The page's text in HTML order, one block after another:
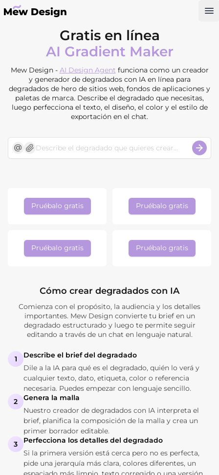
Gratis en línea
AI Gradient Maker
Mew Design - AI Design Agent funciona como un creador
y generador de degradados con IA en línea para
degradados de hero de sitios web, fondos de aplicaciones y
paletas de marca. Describe el degradado que necesitas,
luego perfecciona el texto, el diseño, el color y el estilo de
exportación en el chat.
Pruébalo gratis Pruébalo gratis
Pruébalo gratis Pruébalo gratis
Cómo crear degradados con IA
Comienza con el propósito, la audiencia y los detalles
importantes. Mew Design convierte tu brief en un
degradado estructurado y luego te permite seguir
editando a través de un chat en lenguaje natural.
1
Describe el brief del degradado
Dile a la IA para qué es el degradado, quién lo verá y
cualquier texto, dato, etiqueta, color o referencia
necesaria. Puedes empezar con lenguaje sencillo.
2
Genera la malla
Nuestro creador de degradados con IA interpreta el
brief, planifica la composición de la malla y crea un
primer borrador editable.
3
Perfecciona los detalles del degradado
Si la primera versión está cerca pero no es perfecta,
pide una jerarquía más clara, colores diferentes, un